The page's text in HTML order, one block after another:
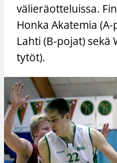
välieräotteluissa.
Honka Akatemia
Lahti (B-pojat) sekä
tytöt).